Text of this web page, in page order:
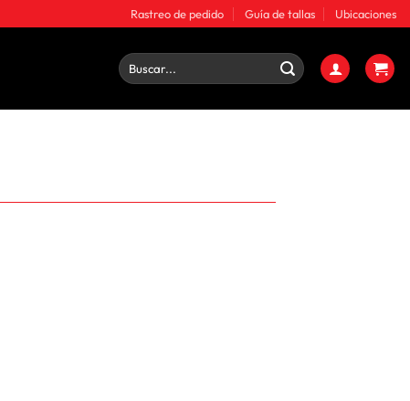
Rastreo de pedido Guía de tallas Ubicaciones
Buscar
por: